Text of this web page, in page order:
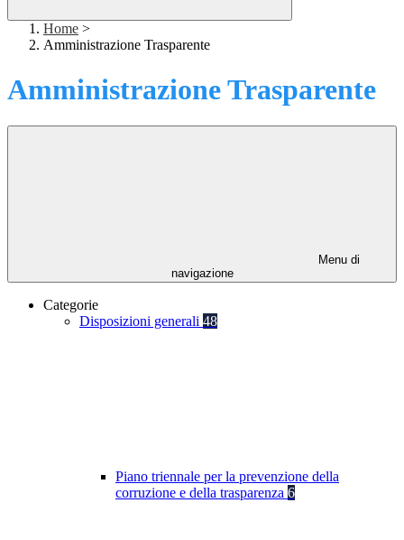
Home >
Amministrazione Trasparente
Amministrazione Trasparente
Menu di
navigazione
Categorie
Disposizioni generali 48
Piano triennale per la prevenzione della
corruzione e della trasparenza 6